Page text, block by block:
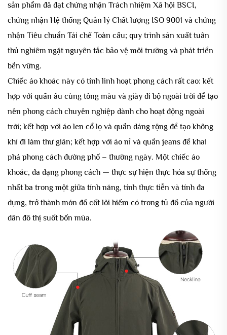
sản phẩm đã đạt chứng nhận Trách nhiệm Xã hội BSCI,
chứng nhận Hệ thống Quản lý Chất lượng ISO 9001 và chứng
nhận Tiêu chuẩn Tái chế Toàn cầu; quy trình sản xuất tuân
thủ nghiêm ngặt nguyên tắc bảo vệ môi trường và phát triển
bền vững.
Chiếc áo khoác này có tính linh hoạt phong cách rất cao: kết
hợp với quần âu cùng tông màu và giày đi bộ ngoài trời để tạo
nên phong cách chuyên nghiệp dành cho hoạt động ngoài
trời; kết hợp với áo len cổ lọ và quần dáng rộng để tạo không
khí đi làm thư giãn; kết hợp với áo nỉ và quần jeans để khai
phá phong cách đường phố – thường ngày. Một chiếc áo
khoác, đa dạng phong cách — thực sự hiện thực hóa sự thống
nhất ba trong một giữa tính năng, tính thực tiễn và tính đa
dụng, trở thành món đồ cốt lõi hiếm có trong tủ đồ của người
dân đô thị suốt bốn mùa.